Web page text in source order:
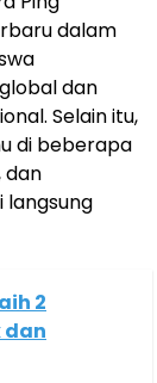
dalam
dan
Selain itu,
di beberapa
dan
langsung
2
dan